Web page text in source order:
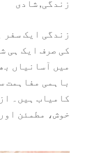
زندگی,شادی
زندگی ایک سفر
کی صرف ایک ہی
میں آسانیاں
باہمی مفاہمت
کامیاب ہیں۔
خوش، مطمئن